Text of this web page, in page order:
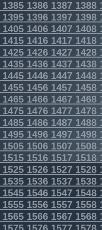
13861387 1388
13961397 1398
14061407 1408
14161417 1418
14261427 1428
14361437 1438
14461447 1448
14561457 1458
14661467 1468
14761477 1478
14861487 1488
14961497 1498
15061507 1508
15161517 1518
152615271528
153615371538
154615471548
155615571558
156615671568